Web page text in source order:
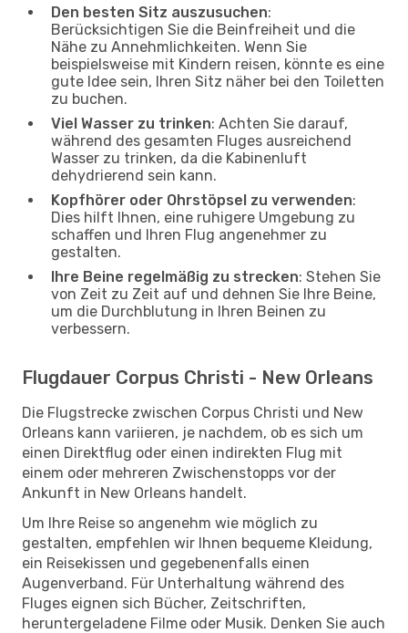
Den besten Sitz auszusuchen:
Berücksichtigen Sie die Beinfreiheit und die
Nähe zu Annehmlichkeiten. Wenn Sie
beispielsweise mit Kindern reisen, könnte es eine
gute Idee sein, Ihren Sitz näher bei den Toiletten
zu buchen.
Viel Wasser zu trinken: Achten Sie darauf,
während des gesamten Fluges ausreichend
Wasser zu trinken, da die Kabinenluft
dehydrierend sein kann.
Kopfhörer oder Ohrstöpsel zu verwenden:
Dies hilft Ihnen, eine ruhigere Umgebung zu
schaffen und Ihren Flug angenehmer zu
gestalten.
Ihre Beine regelmäßig zu strecken: Stehen Sie
von Zeit zu Zeit auf und dehnen Sie Ihre Beine,
um die Durchblutung in Ihren Beinen zu
verbessern.
Flugdauer Corpus Christi - New Orleans
Die Flugstrecke zwischen Corpus Christi und New
Orleans kann variieren, je nachdem, ob es sich um
einen Direktflug oder einen indirekten Flug mit
einem oder mehreren Zwischenstopps vor der
Ankunft in New Orleans handelt.
Um Ihre Reise so angenehm wie möglich zu
gestalten, empfehlen wir Ihnen bequeme Kleidung,
ein Reisekissen und gegebenenfalls einen
Augenverband. Für Unterhaltung während des
Fluges eignen sich Bücher, Zeitschriften,
heruntergeladene Filme oder Musik. Denken Sie auch